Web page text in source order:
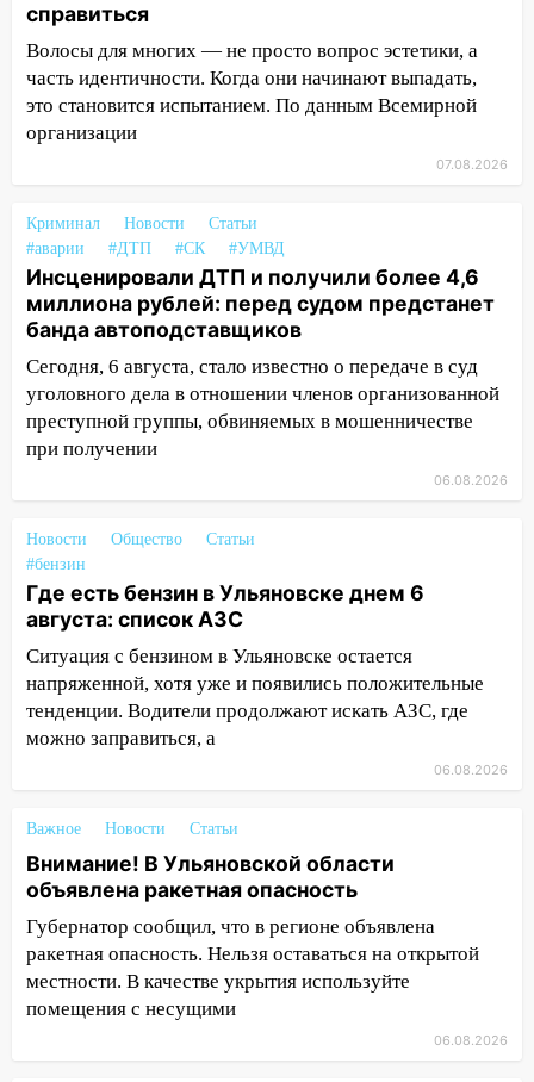
15:47 На улице Радищева сбили
курьера: крупная авария в Ульяновске
15:15 Проводил до квартиры и ограбил:
новый кавалер женщины оказался
14:26
по улице Ефремова
14:23 67% ульяновцев готовы
передумать увольняться, если им
повысят зарплату
14:01 Инсценировали ДТП и получили
более 4,6 миллиона рублей: перед
судом предстанет банда
автоподставщиков
13:00
В суде защитили репутацию
мужчины, которого необоснованно
обвиняли в жестоком обращении с
животными
12:28 Миллион на «льготниках»: в
Ульяновской области перевозчик
провернул хитрую схему с чужими
проездными
11:49 Снят режим «Ракетная
опасность» на территории Ульяновской
11:30 Кабмин РФ разрешил до 1 июля
2027 года импорт, выпуск и обращение
бензина Евро 2, Евро 3, Евро 4
Соцсети: на Рябикова автомобиль
справиться
Волосы для многих — не просто вопрос эстетики, а
часть идентичности. Когда они начинают выпадать,
это становится испытанием. По данным Всемирной
организации
07.08.2026
Криминал Новости
Статьи
#аварии
#ДТП #СК #УМВД
Инсценировали ДТП и получили более 4,6
миллиона рублей: перед судом предстанет
банда автоподставщиков
Сегодня, 6 августа, стало известно о передаче в суд
уголовного дела в отношении членов организованной
преступной группы, обвиняемых в мошенничестве
при получении
06.08.2026
Новости Общество
Статьи
#бензин
Где есть бензин в Ульяновске днем 6
августа: список АЗС
Ситуация с бензином в Ульяновске остается
напряженной, хотя уже и появились положительные
тенденции. Водители продолжают искать АЗС, где
можно заправиться, а
06.08.2026
Важное Новости Статьи
Внимание! В Ульяновской области
объявлена ракетная опасность
Губернатор сообщил, что в регионе объявлена
ракетная опасность. Нельзя оставаться на открытой
местности. В качестве укрытия используйте
помещения с несущими
06.08.2026